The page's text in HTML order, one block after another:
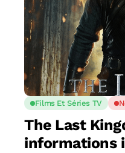
Films Et Séries TV
The Last
informations